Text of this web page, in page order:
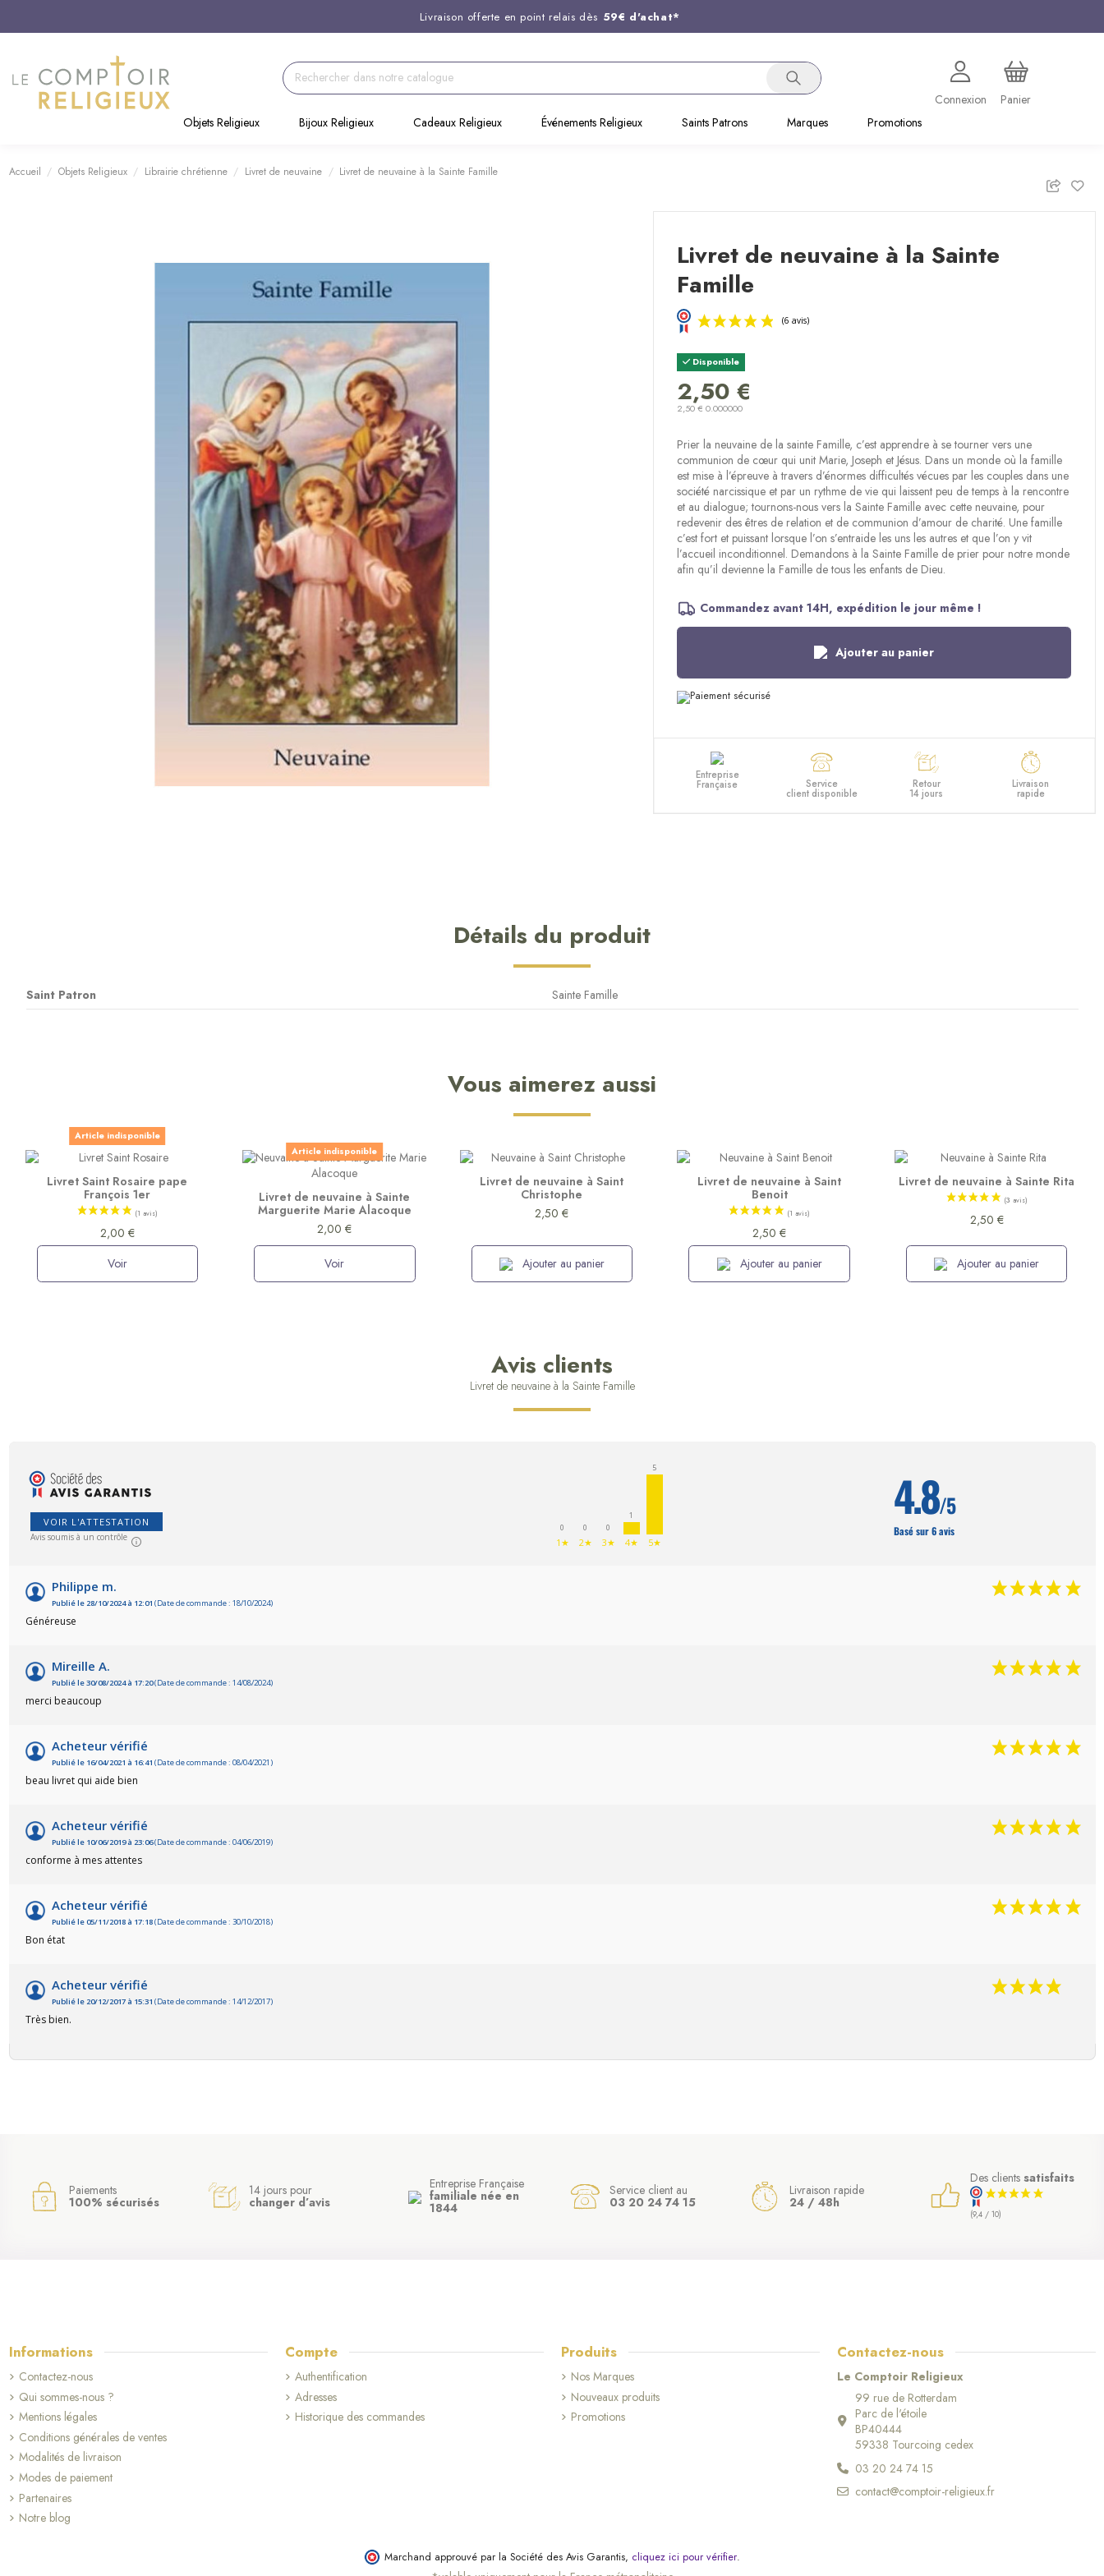
Livraison offerte en point relais dès 59€ d'achat*
Support client disponible au
Commandez avant 14H, expédition le jour même !
Connexion
Panier
Objets Religieux
Bijoux Religieux Cadeaux Religieux Événements Religieux Saints Patrons Marques Promotions
Accueil Objets Religieux Librairie chrétienne Livret de neuvaine Livret de neuvaine à la Sainte Famille
Livret de neuvaine à la Sainte
Famille
Disponible
2,50 €
2,50 € 0.000000
Prier la neuvaine de la sainte Famille, c’est apprendre à se tourner vers une
communion de cœur qui unit Marie, Joseph et Jésus. Dans un monde où la famille
est mise à l’épreuve à travers d’énormes difficultés vécues par les couples dans une
société narcissique et par un rythme de vie qui laissent peu de temps à la rencontre
et au dialogue; tournons-nous vers la Sainte Famille avec cette neuvaine, pour
redevenir des êtres de relation et de communion d’amour de charité. Une famille
c’est fort et puissant lorsque l’on s’entraide les uns les autres et que l’on y vit
l’accueil inconditionnel. Demandons à la Sainte Famille de prier pour notre monde
afin qu’il devienne la Famille de tous les enfants de Dieu.
Commandez avant 14H, expédition le jour même !
Ajouter au panier
Entreprise
Française Service
client disponible
Retour
14 jours
Livraison
rapide
Détails du produit
Saint Patron Sainte Famille
Vous aimerez aussi
Article indisponible
Livret Saint Rosaire pape
François 1er
2,00 €
Voir
Article indisponible
Livret de neuvaine à Sainte
Marguerite Marie Alacoque
2,00 €
Voir
Livret de neuvaine à Saint
Christophe
2,50 €
Ajouter au panier
Livret de neuvaine à Saint
Benoit
2,50 €
Ajouter au panier
Livret de neuvaine à Sainte Rita
2,50 €
Ajouter au panier
Avis clients
Livret de neuvaine à la Sainte Famille
VOIR L'ATTESTATION
Avis soumis à un contrôle
0
1★
0
2★
0
3★
1
4★
5
5★
4.8/5
Basé sur 6 avis
Philippe m.
Publié le 28/10/2024 à 12:01 (Date de commande : 18/10/2024)
Généreuse
Mireille A.
Publié le 30/08/2024 à 17:20(Date de commande : 14/08/2024)
merci beaucoup
Acheteur vérifié
Publié le 16/04/2021 à 16:41 (Date de commande : 08/04/2021)
beau livret qui aide bien
Acheteur vérifié
Publié le 10/06/2019 à 23:06(Date de commande : 04/06/2019)
conforme à mes attentes
Acheteur vérifié
Publié le 05/11/2018 à 17:18(Date de commande : 30/10/2018)
Bon état
Acheteur vérifié
Publié le 20/12/2017 à 15:31 (Date de commande : 14/12/2017)
Très bien.
Paiements
100% sécurisés
14 jours pour
changer d’avis
Entreprise Française
familiale née en
1844
Service client au
03 20 24 74 15
Livraison rapide
24 / 48h
Des clients satisfaits
(9,4 / 10)
Informations
Contactez-nous
Qui sommes-nous ?
Mentions légales
Conditions générales de ventes
Modalités de livraison
Modes de paiement
Partenaires
Notre blog
Compte
Authentification
Adresses
Historique des commandes
Produits
Nos Marques
Nouveaux produits
Promotions
Contactez-nous
Le Comptoir Religieux
99 rue de Rotterdam
Parc de l'étoile
BP40444
59338 Tourcoing cedex
03 20 24 74 15
contact@comptoir-religieux.fr
Marchand approuvé par la Société des Avis Garantis, cliquez ici pour vérifier.